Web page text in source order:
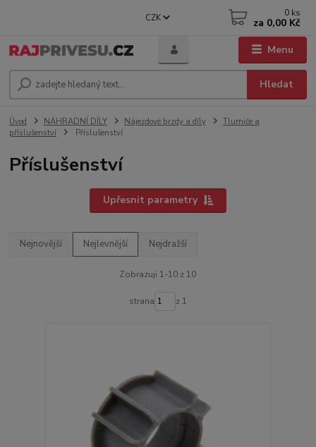
Menu
CZK
Hledat
0 ks
za 0,00 Kč
Úvod NÁHRADNÍ DÍLY Nájezdové brzdy a díly
Tlumiče a
příslušenství
Příslušenství
Příslušenství
Upřesnit parametry
Nejnovější Nejlevnější Nejdražší
Zobrazuji 1-10 z 10
strana z 1